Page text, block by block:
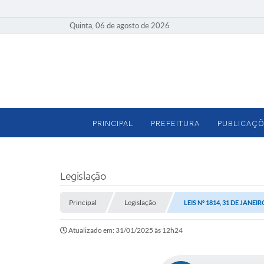
Quinta, 06 de agosto de 2026
PRINCIPAL PREFEITURA
Legislação
Principal Legislação LEIS Nº 1814, 31 DE
Atualizado em: 31/01/2025 às 12h24